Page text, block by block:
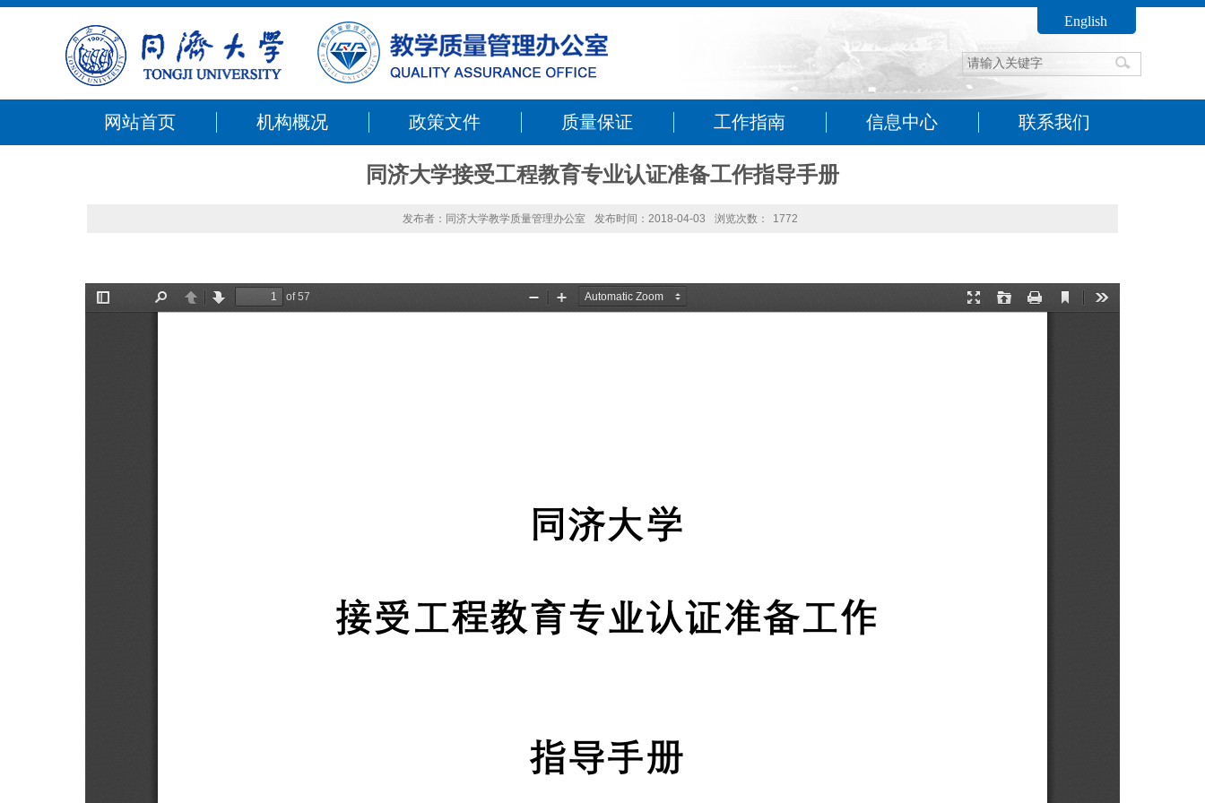
English
网站首页 机构概况 政策文件 质量保证 工作指南 信息中心 联系我们
同济大学接受工程教育专业认证准备工作指导手册
发布者：同济大学教学质量管理办公室 发布时间：2018-04-03 浏览次数： 1772